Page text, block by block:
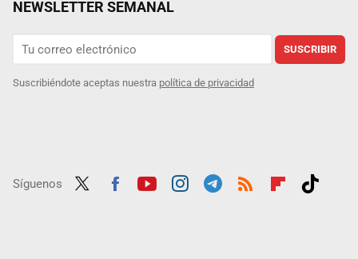
NEWSLETTER SEMANAL
SUSCRIBIR
Suscribiéndote aceptas nuestra política de privacidad
Síguenos